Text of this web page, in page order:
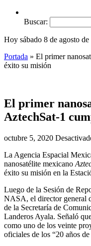
Buscar:
Hoy sábado 8 de agosto
Portada » El primer
éxito su misión
El primer
AztechSat-1
octubre 5, 2020
La Agencia Espacial
nanosatélite mexicano
éxito su misión en la
Luego de la Sesión de
NASA, el director general
de la Secretaría de
Landeros Ayala. Señaló
como uno de los veinte
oficiales de los “20 años